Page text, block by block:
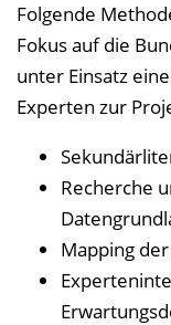
Folgende
Fokus auf die
unter Einsatz
Experten zur
Recherche
Mapping